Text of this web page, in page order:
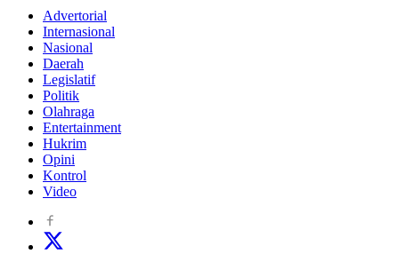
Advertorial
Internasional
Nasional
Daerah
Legislatif
Politik
Olahraga
Entertainment
Hukrim
Opini
Kontrol
Video